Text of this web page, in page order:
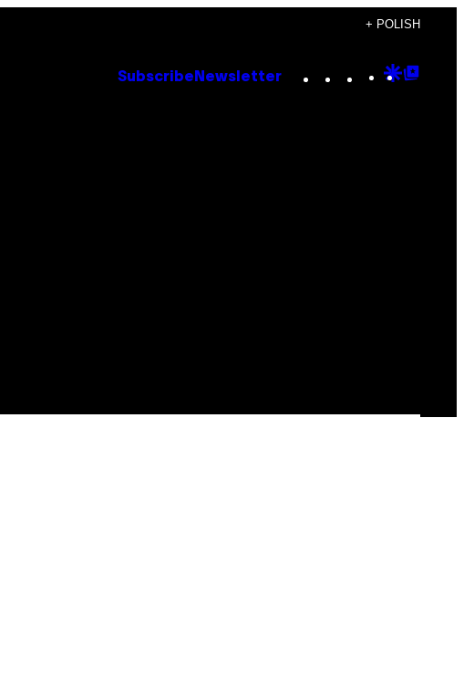
+ POLISH
Subscribe Newsletter Instagram
TikTok
YouTube
Google